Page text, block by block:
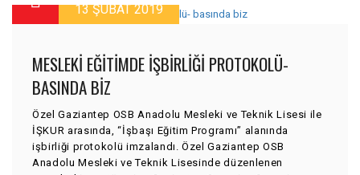
13 ŞUBAT 2019
MESLEKI EĞITIMDE IŞBIRLIĞI PROTOKOLÜ-
BASINDA BIZ
Özel Gaziantep OSB Anadolu Mesleki ve Teknik Lisesi ile
İŞKUR arasında, “İşbaşı Eğitim Programı” alanında
işbirliği protokolü imzalandı. Özel Gaziantep OSB
Anadolu Mesleki ve Teknik Lisesinde düzenlenen